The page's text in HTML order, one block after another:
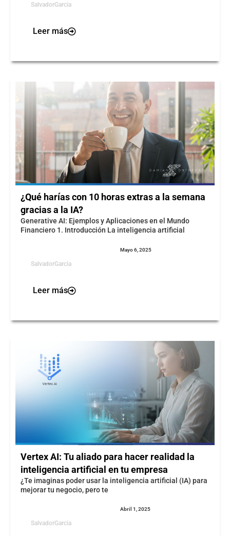
SalvadorGarcia
Leer más
¿Qué harías con 10 horas extras a la semana
gracias a la IA?
Generative AI: Ejemplos y Aplicaciones en el Mundo
Financiero 1. Introducción La inteligencia artificial
SalvadorGarcia
Mayo 6, 2025
Leer más
Vertex AI: Tu aliado para hacer realidad la
inteligencia artificial en tu empresa
¿Te imaginas poder usar la inteligencia artificial (IA) para
mejorar tu negocio, pero te
SalvadorGarcia
Abril 1, 2025